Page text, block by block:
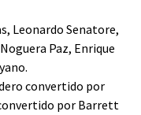
Leonardo Senatore,
Paz, Enrique
convertido por
por Barrett